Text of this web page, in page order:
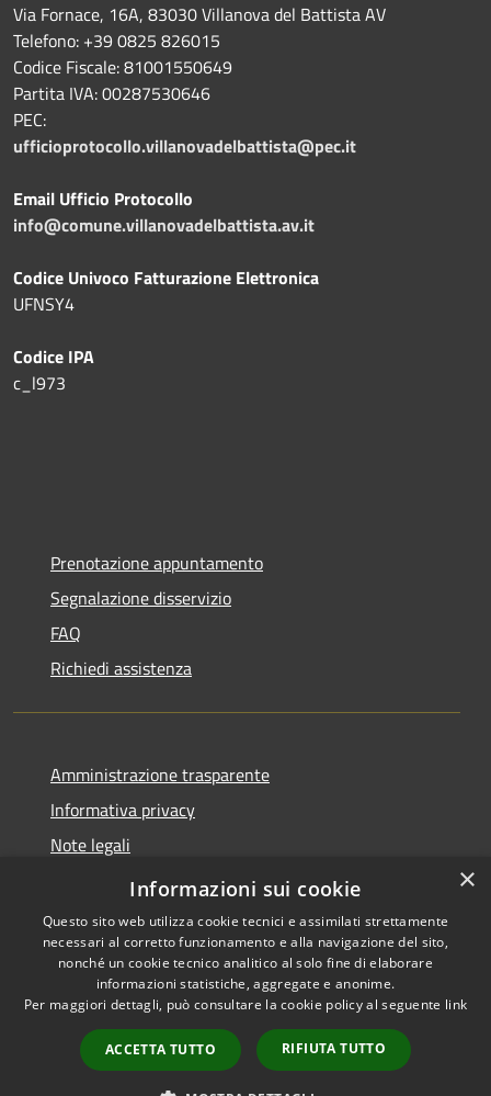
Via Fornace, 16A, 83030 Villanova del Battista AV
Telefono: +39 0825 826015
Codice Fiscale: 81001550649
Partita IVA: 00287530646
PEC:
ufficioprotocollo.villanovadelbattista@pec.it
Email Ufficio Protocollo
info@comune.villanovadelbattista.av.it
Codice Univoco Fatturazione Elettronica
UFNSY4
Codice IPA
c_l973
Prenotazione appuntamento
Segnalazione disservizio
FAQ
Richiedi assistenza
Amministrazione trasparente
Informativa privacy
Note legali
Dichiarazione di accessibilità
Accessibilità
Copyright © 2026 • Comune di
Villanova del Battista •
Powered byMunicipium
Accesso redazione
×
Informazioni sui cookie
Questo sito web utilizza cookie tecnici e assimilati strettamente
necessari al corretto funzionamento e alla navigazione del sito,
nonché un cookie tecnico analitico al solo fine di elaborare
informazioni statistiche, aggregate e anonime.
Per maggiori dettagli, può consultare la cookie policy al seguente link
ACCETTA TUTTO RIFIUTA TUTTO